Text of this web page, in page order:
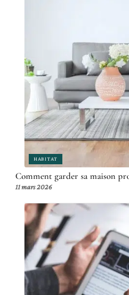
HABITAT
Comment garder sa maison
11 mars 2026